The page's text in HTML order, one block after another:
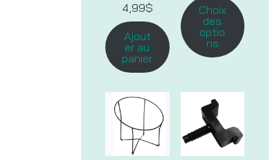
4,99$
Ajout
er au
panier
Choix
des
optio
ns